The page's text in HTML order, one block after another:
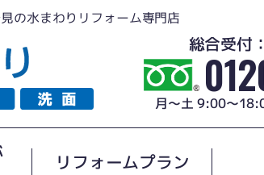
の水まわりリフォーム専門店
総合受付
月～土 9:00～
リフォームプラン